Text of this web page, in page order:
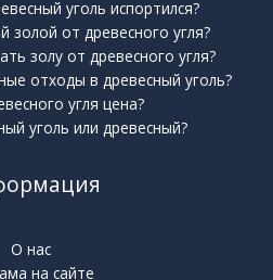
уголь испортился?
золой от древесного угля?
золу от древесного угля?
отходы в древесный уголь?
угля цена?
уголь или древесный?
О нас
на сайте